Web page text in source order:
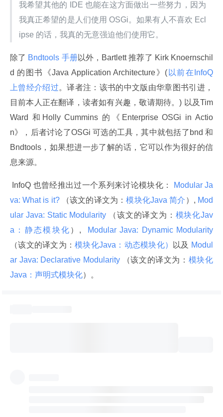
我希望其他的 IDE 也能在这方面做出一些努力，因为
我真正希望的是人们使用 OSGi。如果有人不喜欢 Ecl
ipse 的话，我真的无意强迫他们使用它。
除了 Bndtools 手册以外，Bartlett 推荐了 Kirk Knoernschil
d 的图书《Java Application Architecture》( 以前在InfoQ
上曾经介绍过。译者注：该书的中文版由华章图书引进，
目前本人正在翻译，读者如有兴趣，敬请期待。) 以及Tim
Ward 和Holly Cummins 的《Enterprise OSGi in Actio
n》，后者讨论了OSGi 可选的工具，其中就包括了bnd 和
Bndtools，如果想进一步了解的话，它可以作为很好的信
息来源。
InfoQ 也曾经推出过一个系列来讨论模块化：
Modular Ja
va: What is it?
（该文的译文为：模块化Java 简介 ）, Mod
ular Java: Static Modularity
（该文的译文为： 模块化Jav
a：静态模块化 ）,
（该文的译文为：模块化Java：动态模块化） 以及 Modul
ar Java: Declarative Modularity
（该文的译文为： 模块化
Java：声明式模块化）。